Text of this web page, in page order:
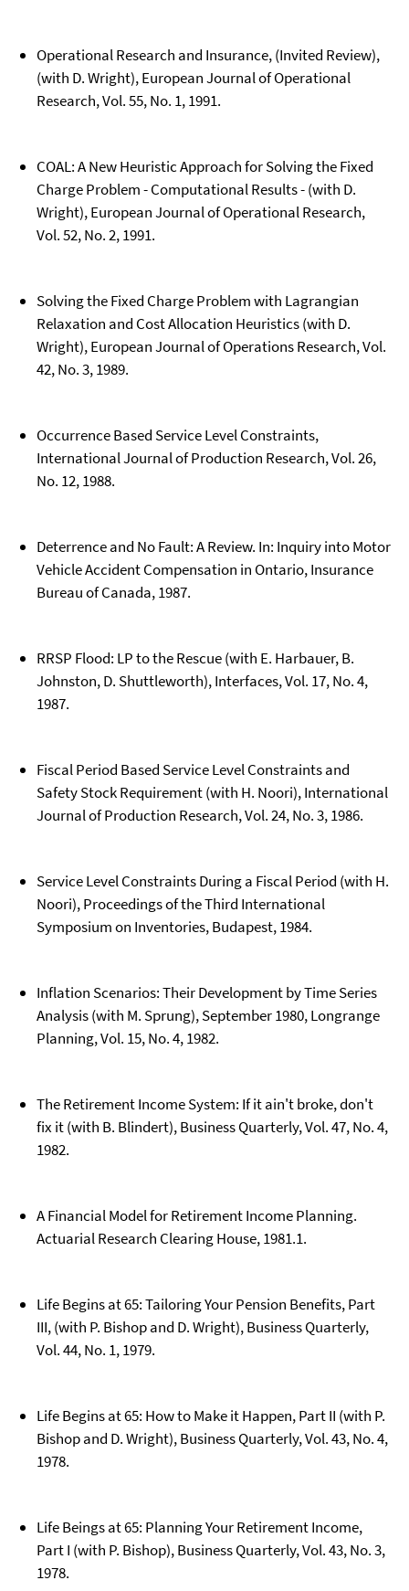
Operational Research and Insurance, (Invited Review),
(with D. Wright), European Journal of Operational
Research, Vol. 55, No. 1, 1991.
COAL: A New Heuristic Approach for Solving the Fixed
Charge Problem - Computational Results - (with D.
Wright), European Journal of Operational Research,
Vol. 52, No. 2, 1991.
Solving the Fixed Charge Problem with Lagrangian
Relaxation and Cost Allocation Heuristics (with D.
Wright), European Journal of Operations Research, Vol.
42, No. 3, 1989.
Occurrence Based Service Level Constraints,
International Journal of Production Research, Vol. 26,
No. 12, 1988.
Deterrence and No Fault: A Review. In: Inquiry into Motor
Vehicle Accident Compensation in Ontario, Insurance
Bureau of Canada, 1987.
RRSP Flood: LP to the Rescue (with E. Harbauer, B.
Johnston, D. Shuttleworth), Interfaces, Vol. 17, No. 4,
1987.
Fiscal Period Based Service Level Constraints and
Safety Stock Requirement (with H. Noori), International
Journal of Production Research, Vol. 24, No. 3, 1986.
Service Level Constraints During a Fiscal Period (with H.
Noori), Proceedings of the Third International
Symposium on Inventories, Budapest, 1984.
Inflation Scenarios: Their Development by Time Series
Analysis (with M. Sprung), September 1980, Longrange
Planning, Vol. 15, No. 4, 1982.
The Retirement Income System: If it ain't broke, don't
fix it (with B. Blindert), Business Quarterly, Vol. 47, No. 4,
1982.
A Financial Model for Retirement Income Planning.
Actuarial Research Clearing House, 1981.1.
Life Begins at 65: Tailoring Your Pension Benefits, Part
III, (with P. Bishop and D. Wright), Business Quarterly,
Vol. 44, No. 1, 1979.
Life Begins at 65: How to Make it Happen, Part II (with P.
Bishop and D. Wright), Business Quarterly, Vol. 43, No. 4,
1978.
Life Beings at 65: Planning Your Retirement Income,
Part I (with P. Bishop), Business Quarterly, Vol. 43, No. 3,
1978.